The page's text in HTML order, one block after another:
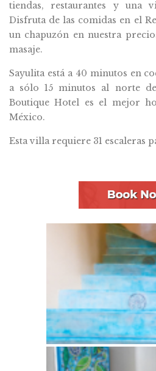
tiendas, restaurantes y una
Disfruta de las comidas en el
un chapuzón en nuestra
masaje.
Sayulita está a 40 minutos en
a sólo 15 minutos al norte
Boutique Hotel es el mejor
México.
Esta villa requiere 31 escaleras